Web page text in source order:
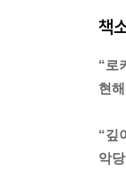
책
“로
현
“깊
악